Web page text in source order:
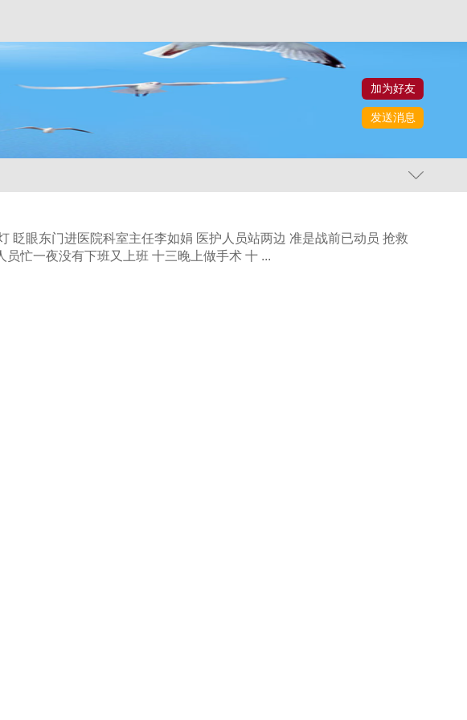
加为好友
发送消息
眨眼东门进医院科室主任李如娟 医护人员站两边 准是战前已动员 抢救
忙一夜没有下班又上班 十三晚上做手术 十 ...